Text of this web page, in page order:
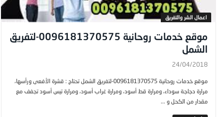
اعمال الشر والتفريق
موقع خدمات روحانية 0096181370575-لتفريق
الشمل
24/04/2018
موقع خدمات روحانية 0096181370575-لتفريق الشمل تحتاج : قشرة الأفعى ورأسها،
مرارة دجاجة سوداء، ومرارة قط أسود، ومرارة غراب أسود، ومرارة تيس أسود تجفف مع
مقدار من الكحل و ...